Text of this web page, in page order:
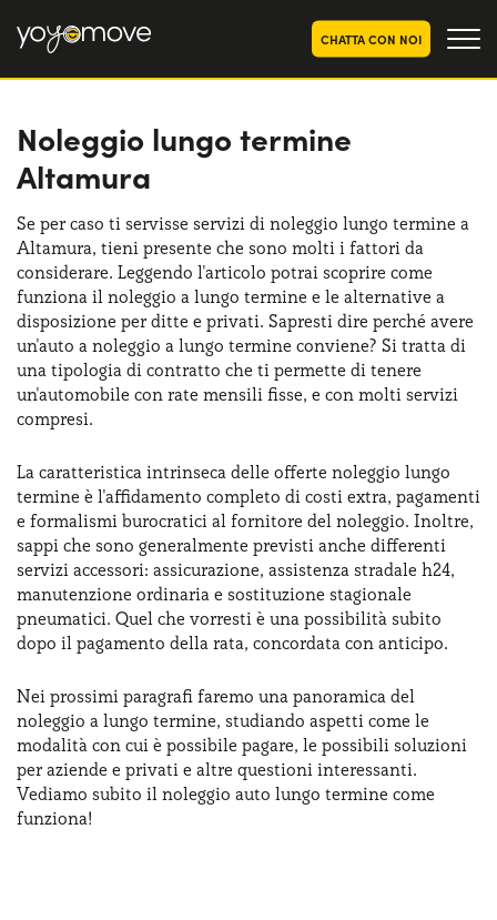
CHATTA CON NOI
OFFERTE NOLEGGIO
LUNGO TERMINE
Privati
Aziende e P.IVA
OFFERTE NOLEGGIO
CHI SIAMO
La nostra storia
Lavora con noi
COME FUNZIONA
PERCHÉ CONVIENE
Serve assistenza? 800595799
Noleggio lungo termine
Altamura
Se per caso ti servisse servizi di noleggio lungo termine a
Altamura, tieni presente che sono molti i fattori da
considerare. Leggendo l'articolo potrai scoprire come
funziona il noleggio a lungo termine e le alternative a
disposizione per ditte e privati. Sapresti dire perché avere
un'auto a noleggio a lungo termine conviene? Si tratta di
una tipologia di contratto che ti permette di tenere
un'automobile con rate mensili fisse, e con molti servizi
compresi.
La caratteristica intrinseca delle offerte noleggio lungo
termine è l'affidamento completo di costi extra, pagamenti
e formalismi burocratici al fornitore del noleggio. Inoltre,
sappi che sono generalmente previsti anche differenti
servizi accessori: assicurazione, assistenza stradale h24,
manutenzione ordinaria e sostituzione stagionale
pneumatici. Quel che vorresti è una possibilità subito
dopo il pagamento della rata, concordata con anticipo.
Nei prossimi paragrafi faremo una panoramica del
noleggio a lungo termine, studiando aspetti come le
modalità con cui è possibile pagare, le possibili soluzioni
per aziende e privati e altre questioni interessanti.
Vediamo subito il noleggio auto lungo termine come
funziona!